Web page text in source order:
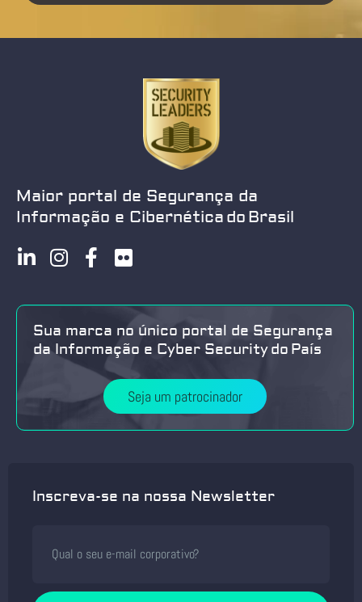
Maior portal de Segurança da
Informação e Cibernética do Brasil
Sua marca no único portal de Segurança
da Informação e Cyber Security do País
Seja um patrocinador
Inscreva-se na nossa Newsletter